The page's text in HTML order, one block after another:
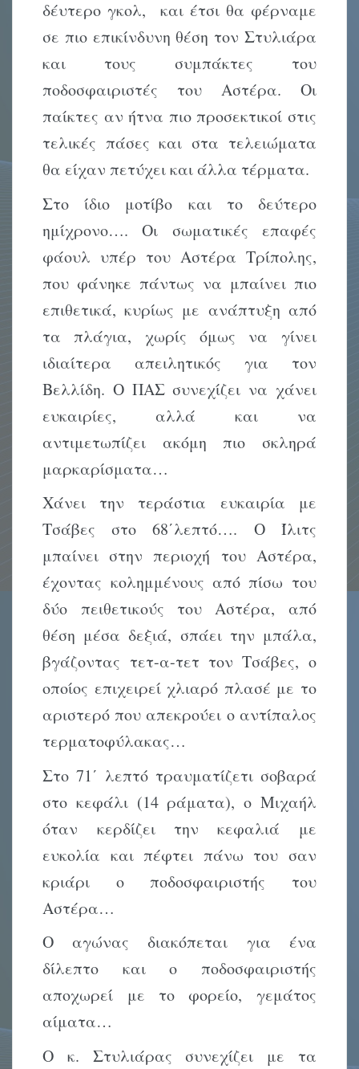
δέυτερο γκολ, και έτσι θα φέρναμε
σε πιο επικίνδυνη θέση τον Στυλιάρα
και τους συμπάκτες του
ποδοσφαιριστές του Αστέρα. Οι
παίκτες αν ήτνα πιο προσεκτικοί στις
τελικές πάσες και στα τελειώματα
θα είχαν πετύχει και άλλα τέρματα.
Στο ίδιο μοτίβο και το δεύτερο
ημίχρονο…. Οι σωματικές επαφές
φάουλ υπέρ του Αστέρα Τρίπολης,
που φάνηκε πάντως να μπαίνει πιο
επιθετικά, κυρίως με ανάπτυξη από
τα πλάγια, χωρίς όμως να γίνει
ιδιαίτερα απειλητικός για τον
Βελλίδη. Ο ΠΑΣ συνεχίζει να χάνει
ευκαιρίες, αλλά και να
αντιμετωπίζει ακόμη πιο σκληρά
μαρκαρίσματα…
Χάνει την τεράστια ευκαιρία με
Τσάβες στο 68΄λεπτό…. Ο Ίλιτς
μπαίνει στην περιοχή του Αστέρα,
έχοντας κολημμένους από πίσω του
δύο πειθετικούς του Αστέρα, από
θέση μέσα δεξιά, σπάει την μπάλα,
βγάζοντας τετ-α-τετ τον Τσάβες, ο
οποίος επιχειρεί χλιαρό πλασέ με το
αριστερό που απεκρούει ο αντίπαλος
τερματοφύλακας…
Στο 71΄ λεπτό τραυματίζετι σοβαρά
στο κεφάλι (14 ράματα), ο Μιχαήλ
όταν κερδίζει την κεφαλιά με
ευκολία και πέφτει πάνω του σαν
κριάρι ο ποδοσφαιριστής του
Αστέρα…
Ο αγώνας διακόπεται για ένα
δίλεπτο και ο ποδοσφαιριστής
αποχωρεί με το φορείο, γεμάτος
αίματα…
Ο κ. Στυλιάρας συνεχίζει με τα